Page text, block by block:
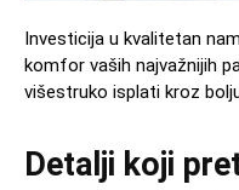
Investicija u kvalitetan
komfor vaših najvažnijih
višestruko isplati kroz
Detalji koji